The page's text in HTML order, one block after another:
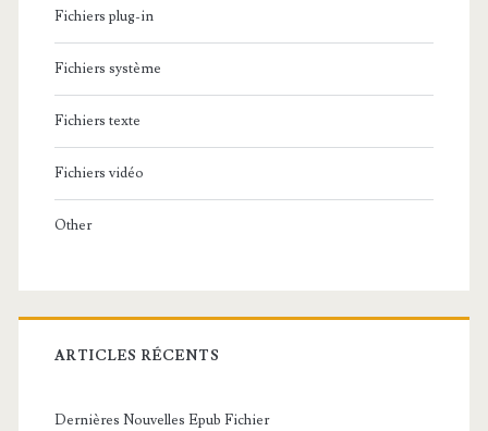
Fichiers plug-in
Fichiers système
Fichiers texte
Fichiers vidéo
Other
ARTICLES RÉCENTS
Dernières Nouvelles Epub Fichier